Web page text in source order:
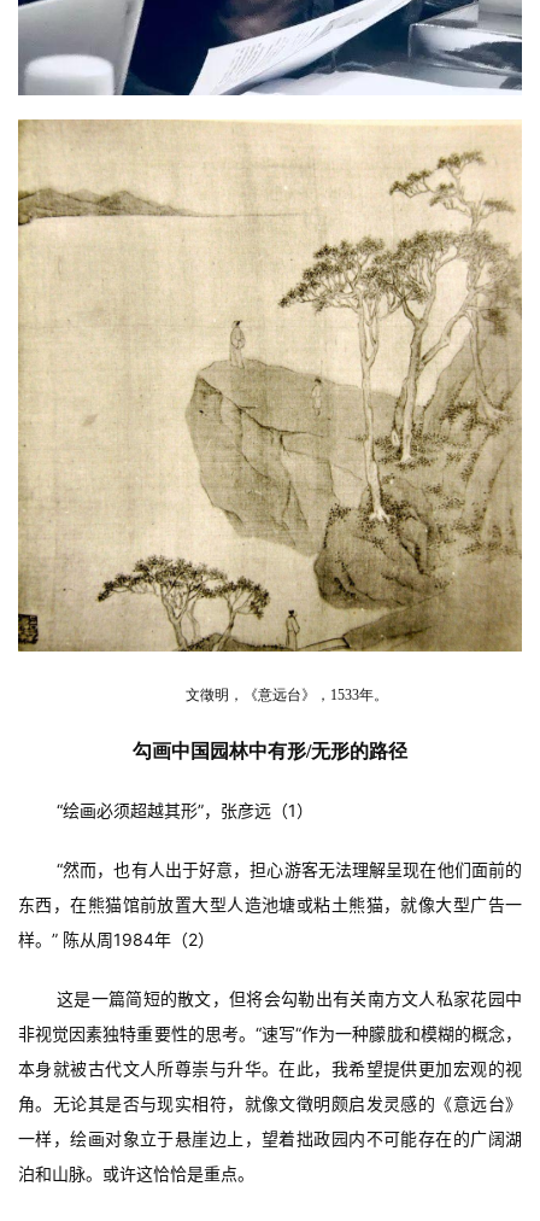
文徵明，《意远台》，1533年。
勾画中国园林中有形/无形的路径
“绘画必须超越其形”，张彦远（1）
“然而，也有人出于好意，担心游客无法理解呈现在他们面前的
东西，在熊猫馆前放置大型人造池塘或粘土熊猫，就像大型广告一
样。” 陈从周1984年（2）
这是一篇简短的散文，但将会勾勒出有关南方文人私家花园中
非视觉因素独特重要性的思考。“速写“作为一种朦胧和模糊的概念，
本身就被古代文人所尊崇与升华。在此，我希望提供更加宏观的视
角。无论其是否与现实相符，就像文徵明颇启发灵感的《意远台》
一样，绘画对象立于悬崖边上，望着拙政园内不可能存在的广阔湖
泊和山脉。或许这恰恰是重点。